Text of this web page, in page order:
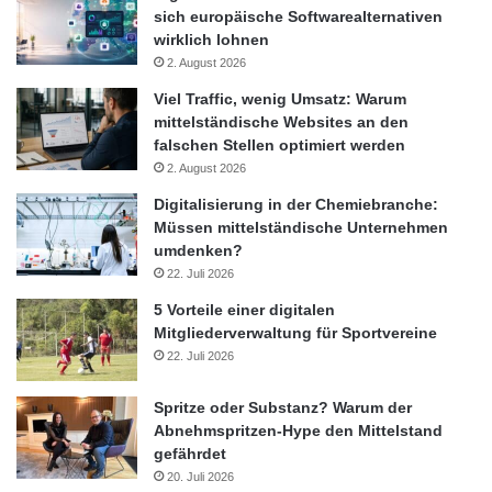
Risikoselektion führen mittel- und langfristig zur
Beeinträchtigung der finanziellen Leistungsfähigkeit des
Versicherers.
Der Service ist die dritte Komponente als Teil der umfassenden
Beurteilung der Unternehmensqualität. Service gegenüber dem
Vermittler und gegenüber dem Versicherungsnehmer ist für
transparente und innovative Versicherer ein wichtiges Merkmal
um sich gegenüber den Wettbewerbern abzuheben.
Mehr Informationen zu den Teilbereichsergebnissen
Substanzkraft, Produktqualität und Service, sowie zur Rating-
Methodik und den Scorecards unter www.dfsi-ratings.de,
Telefon: +49 (0)221 6777 4569-0
Die DFSI Ratings GmbH ist eine Ausgründung aus der DFSI
Deutsches Finanz-Service Institut GmbH. Hier werden alle
Qualitätsratings, die bislang unter DFSI Deutsches Finanz-
sich europäische Softwarealternativen
wirklich lohnen
2. August 2026
Viel Traffic, wenig Umsatz: Warum
mittelständische Websites an den
falschen Stellen optimiert werden
2. August 2026
Digitalisierung in der Chemiebranche:
Müssen mittelständische Unternehmen
umdenken?
22. Juli 2026
5 Vorteile einer digitalen
Mitgliederverwaltung für Sportvereine
22. Juli 2026
Spritze oder Substanz? Warum der
Abnehmspritzen-Hype den Mittelstand
gefährdet
20. Juli 2026